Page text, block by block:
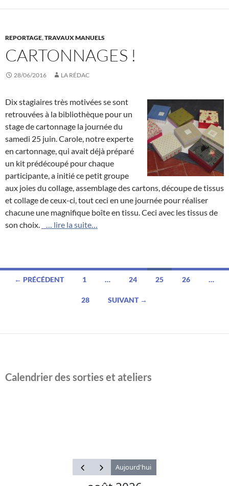
REPORTAGE,TRAVAUX MANUELS
CARTONNAGES !
28/06/2016 LA RÉDAC
Dix stagiaires très motivées se sont
retrouvées à la bibliothèque pour un
stage de cartonnage la journée du
samedi 25 juin. Carole, notre experte
en cartonnage, qui avait déjà préparé
un kit prédécoupé pour chaque
participante, a initié ce petit groupe
aux joies du collage, assemblage des cartons, découpe de tissus
et collage de ceux-ci, tout ceci en une journée pour réaliser
chacune une magnifique boîte en tissu. Ceci avec les tissus de
son choix.
… lire la suite…
Navigation
← PRÉCÉDENT 1 … 24 25 26 …
28 SUIVANT →
Calendrier des sorties et ateliers